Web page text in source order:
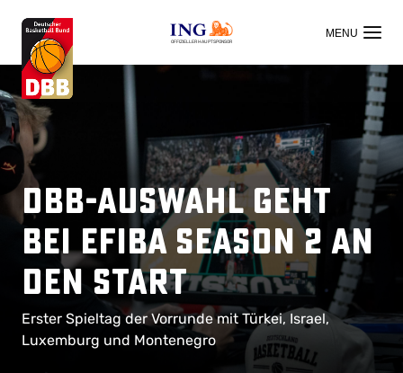
OFFIZIELLER HAUPTSPONSOR
DBB-Auswahl geht
bei eFIBA Season 2 an
den Start
Erster Spieltag der Vorrunde mit Türkei, Israel,
Luxemburg und Montenegro